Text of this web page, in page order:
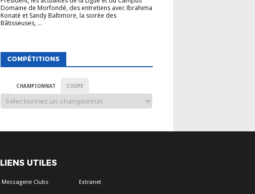
Domaine de Morfondé, des entretiens avec Ibrahima
Konaté et Sandy Baltimore, la soirée des
Bâtisseuses, ...
COMPÉTITIONS
CHAMPIONNAT COUPE
LIENS UTILES
Messagerie Clubs Extranet